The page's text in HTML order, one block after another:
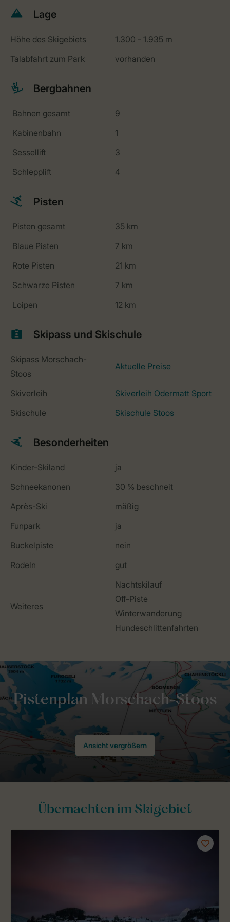
Lage
Höhe des Skigebiets
1.300 - 1.935 m
Talabfahrt zum Park
vorhanden
Bergbahnen
Bahnen gesamt
9
Kabinenbahn
1
Sessellift
3
Schlepplift
4
Pisten
Pisten gesamt
35 km
Blaue Pisten
7 km
Rote Pisten
21 km
Schwarze Pisten
7 km
Loipen
12 km
Skipass und Skischule
Skipass Morschach-
Stoos
Aktuelle Preise
Skiverleih
Skiverleih Odermatt Sport
Skischule
Skischule Stoos
Besonderheiten
Kinder-Skiland
ja
Schneekanonen
30 % beschneit
Après-Ski
mäßig
Funpark
ja
Buckelpiste
nein
Rodeln
gut
Weiteres
Nachtskilauf
Off-Piste
Winterwanderung
Hundeschlittenfahrten
Ansicht vergrößern